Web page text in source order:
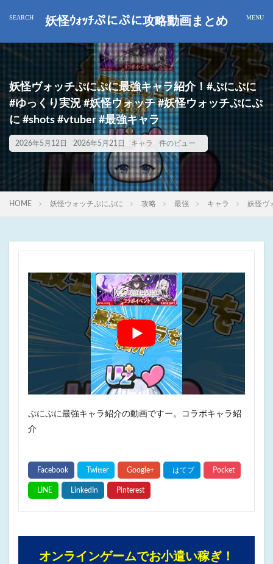
妖怪ｳｫｯﾁぷにぷに攻略動画まとめ
妖怪ヴォッチぷにぷに最強キャラ紹介！#ぷにぷに
#ゆっくり実況 #妖怪ウォッチ #妖怪ウォッチぷにぷ
に #shots #vtuber #最強キャラ
2026年5月12日 2026年5月21日 キャラ 件のビュー
HOME 妖怪ウォッチぷにぷに 攻略 最強 キャラ 妖怪ヴ
ぷにぷに最強キャラ紹介の動画ですー。コラボキャラ紹
介
オンラインゲームでお小遣い稼ぎ！